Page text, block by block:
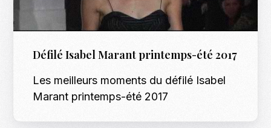
Défilé Isabel Marant printemps-été 2017
Les meilleurs moments du défilé Isabel
Marant printemps-été 2017